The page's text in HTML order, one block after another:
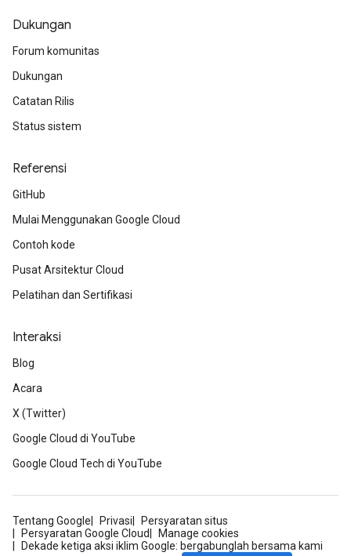
Dukungan
Forum komunitas
Dukungan
Catatan Rilis
Status sistem
Referensi
GitHub
Mulai Menggunakan Google Cloud
Contoh kode
Pusat Arsitektur Cloud
Pelatihan dan Sertifikasi
Interaksi
Blog
Acara
X (Twitter)
Google Cloud di YouTube
Google Cloud Tech di YouTube
Tentang Google Privasi
Persyaratan situs
Persyaratan Google Cloud
Manage cookies
Dekade ketiga aksi iklim Google: bergabunglah bersama kami